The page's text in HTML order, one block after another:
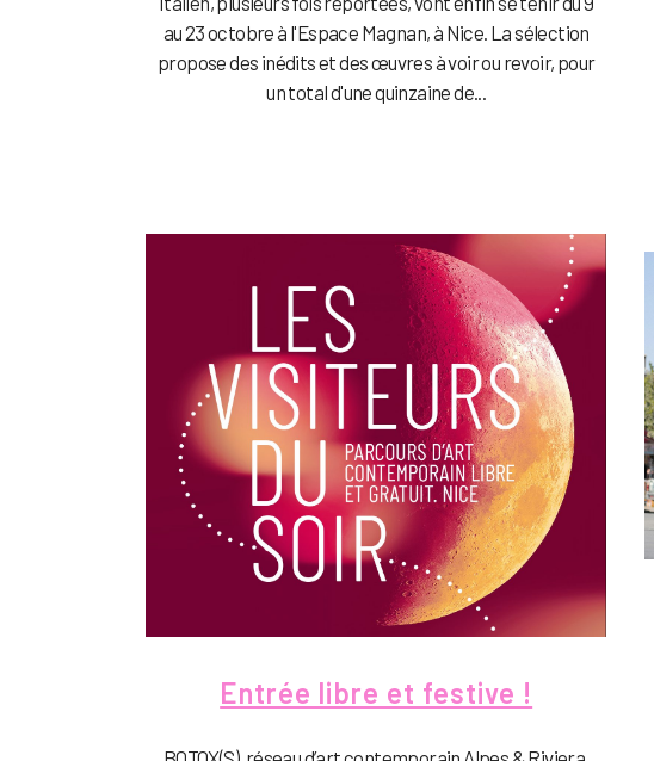
au 23 octobre à l'Espace Magnan, à Nice. La sélection
propose des inédits et des œuvres à voir ou revoir, pour
un total d'une quinzaine de...
Entrée libre et festive !